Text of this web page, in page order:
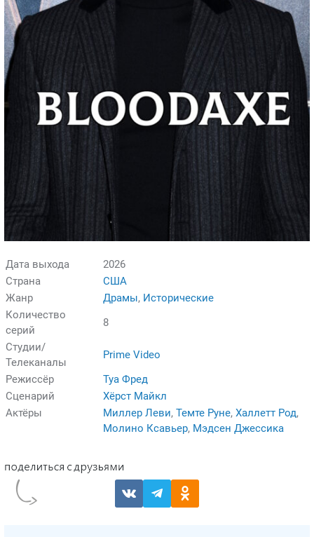
Дата выхода
2026
Страна
США
Жанр
Драмы, Исторические
Количество
серий
8
Студии/
Телеканалы
Prime Video
Режиссёр
Туа Фред
Сценарий
Хёрст Майкл
Актёры
Миллер Леви, Темте Руне, Халлетт Род,
Молино Ксавьер, Мэдсен Джессика